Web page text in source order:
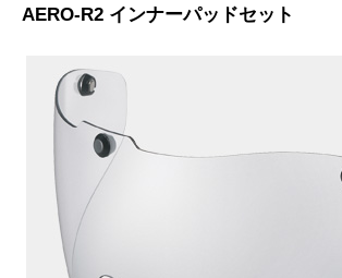
AERO-R2 インナーパッドセット